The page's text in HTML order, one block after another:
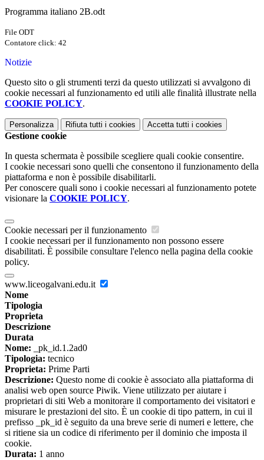
Programma italiano 2B.odt
File ODT
Contatore click: 42
Notizie
Questo sito o gli strumenti terzi da questo utilizzati si avvalgono di
cookie necessari al funzionamento ed utili alle finalità illustrate nella
COOKIE POLICY.
Personalizza Rifiuta tutti i cookies Accetta tutti i cookies
Gestione cookie
In questa schermata è possibile scegliere quali cookie consentire.
I cookie necessari sono quelli che consentono il funzionamento della
piattaforma e non è possibile disabilitarli.
Per conoscere quali sono i cookie necessari al funzionamento potete
visionare la COOKIE POLICY.
Cookie necessari per il funzionamento
I cookie necessari per il funzionamento non possono essere
disabilitati. È possibile consultare l'elenco nella pagina della cookie
policy.
www.liceogalvani.edu.it
Nome
Tipologia
Proprieta
Descrizione
Durata
Nome: _pk_id.1.2ad0
Tipologia: tecnico
Proprieta: Prime Parti
Descrizione: Questo nome di cookie è associato alla piattaforma di
analisi web open source Piwik. Viene utilizzato per aiutare i
proprietari di siti Web a monitorare il comportamento dei visitatori e
misurare le prestazioni del sito. È un cookie di tipo pattern, in cui il
prefisso _pk_id è seguito da una breve serie di numeri e lettere, che
si ritiene sia un codice di riferimento per il dominio che imposta il
cookie.
Durata: 1 anno